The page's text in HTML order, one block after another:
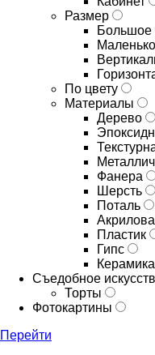
Размер
Большое
По цвету
Материалы
Дерево
Фанера
Шерсть
Поталь
Пластик
Гипс
Керамика
Съедобное
Торты
Фотокартины
Перейти